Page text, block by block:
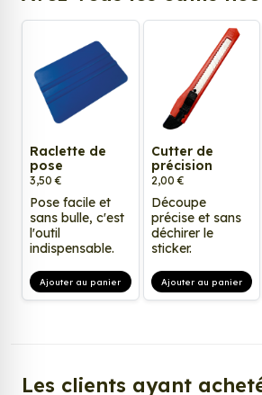
Raclette de
pose
3,50 €
Pose facile et
sans bulle, c'est
l'outil
indispensable.
Ajouter au panier
Cutter de
précision
2,00 €
Découpe
précise et sans
déchirer le
sticker.
Ajouter au panier
Les clients ayant